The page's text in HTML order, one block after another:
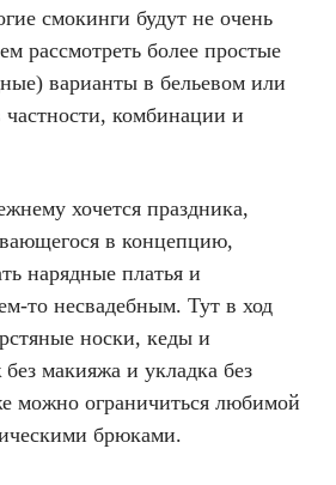
смокинги будут не очень
рассмотреть более простые
варианты в бельевом или
комбинации и
хочется праздника,
в концепцию,
нарядные платья и
то несвадебным. Тут в ход
носки, кеды и
макияжа и укладка без
можно ограничиться любимой
брюками.